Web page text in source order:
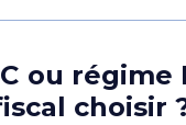
ou régime
choisir